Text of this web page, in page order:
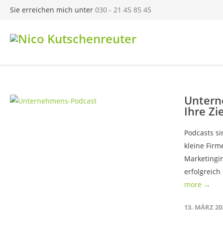
Sie erreichen mich unter 030 - 21 45 85 45
Ihre
Podcasts
kleine
erfolgreich
more →
13. MÄRZ